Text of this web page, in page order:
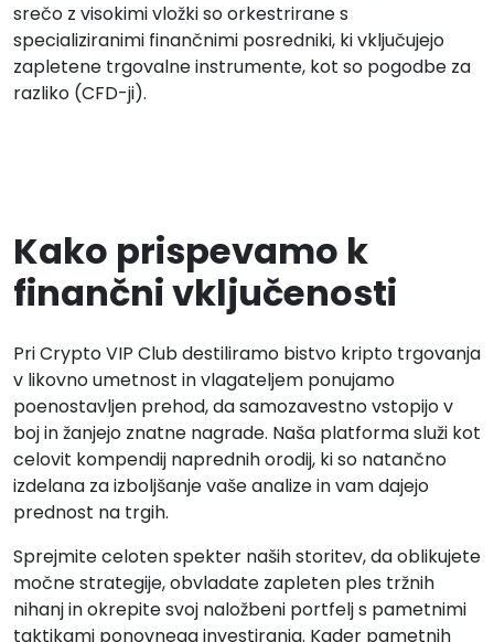
srečo z visokimi vložki so orkestrirane s
specializiranimi finančnimi posredniki, ki vključujejo
zapletene trgovalne instrumente, kot so pogodbe za
razliko (CFD-ji).
Kako prispevamo k
finančni vključenosti
Pri Crypto VIP Club destiliramo bistvo kripto trgovanja
v likovno umetnost in vlagateljem ponujamo
poenostavljen prehod, da samozavestno vstopijo v
boj in žanjejo znatne nagrade. Naša platforma služi kot
celovit kompendij naprednih orodij, ki so natančno
izdelana za izboljšanje vaše analize in vam dajejo
prednost na trgih.
Sprejmite celoten spekter naših storitev, da oblikujete
močne strategije, obvladate zapleten ples tržnih
nihanj in okrepite svoj naložbeni portfelj s pametnimi
taktikami ponovnega investiranja. Kader pametnih